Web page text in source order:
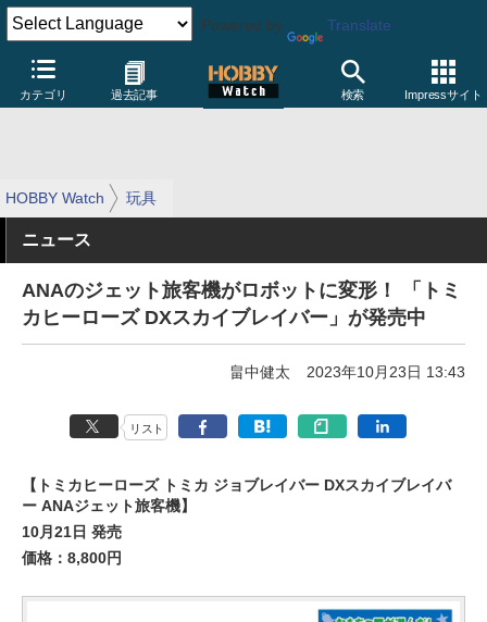
Powered by Translate
カテゴリ 過去記事 検索 Impressサイト
HOBBY Watch 玩具
ニュース
ANAのジェット旅客機がロボットに変形！ 「トミ
カヒーローズ DXスカイブレイバー」が発売中
畠中健太 2023年10月23日 13:43
リスト
【トミカヒーローズ トミカ ジョブレイバー DXスカイブレイバ
ー ANAジェット旅客機】
10月21日 発売
価格：8,800円